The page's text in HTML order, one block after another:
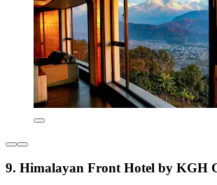
9. Himalayan Front Hotel by KGH